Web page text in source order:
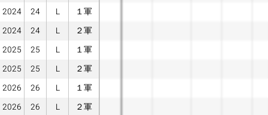
2024
24 L
１軍
2024
24 L
２軍
2025
25 L
１軍
2025
25 L
２軍
2026
26 L
１軍
2026
26 L ２軍